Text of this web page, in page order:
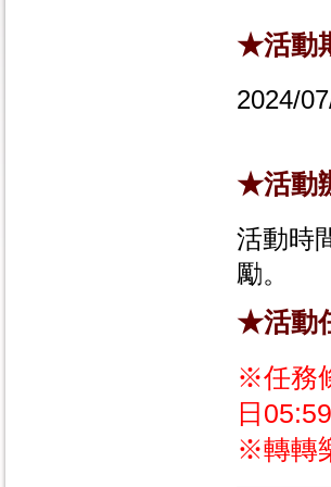
★活動
2024/
★活動
活動時
勵。
★活動
※任務
日05:59
※轉轉